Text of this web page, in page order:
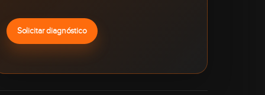
Solicitar diagnóstico